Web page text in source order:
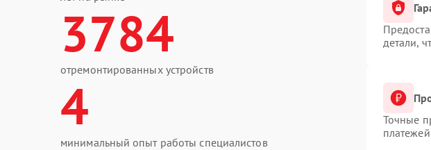
3784
отремонтированных устройств
4
минимальный опыт работы специалистов
детали,
Точные